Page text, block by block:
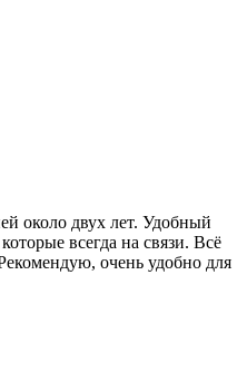
около двух лет. Удобный
всегда на связи. Всё
очень удобно для